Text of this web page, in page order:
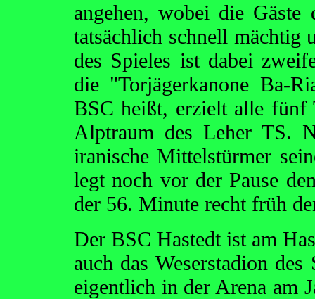
angehen, wobei die Gäste
tatsächlich schnell mächtig
des Spieles ist dabei
die "Torjägerkanone Ba-
BSC heißt, erzielt alle
Alptraum des Leher TS.
iranische Mittelstürmer
legt noch vor der Pause
der 56. Minute recht früh
Der BSC Hastedt ist am
auch das Weserstadion
eigentlich in der Arena am